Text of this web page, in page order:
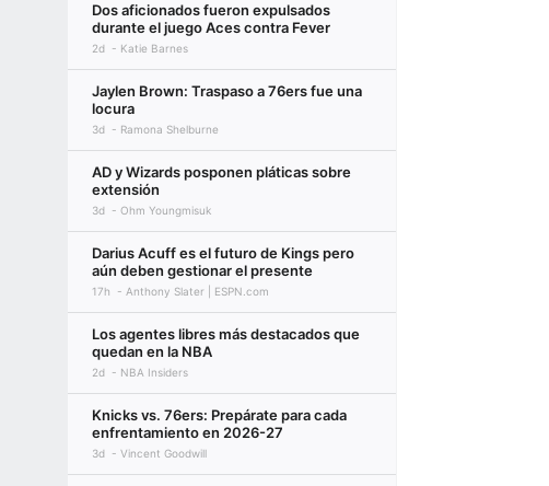
Dos aficionados fueron expulsados
durante el juego Aces contra Fever
2d Katie Barnes
Jaylen Brown: Traspaso a 76ers fue una
locura
3d Ramona Shelburne
AD y Wizards posponen pláticas sobre
extensión
3d Ohm Youngmisuk
Darius Acuff es el futuro de Kings pero
aún deben gestionar el presente
17h Anthony Slater | ESPN.com
Los agentes libres más destacados que
quedan en la NBA
2d NBA Insiders
Knicks vs. 76ers: Prepárate para cada
enfrentamiento en 2026-27
3d Vincent Goodwill